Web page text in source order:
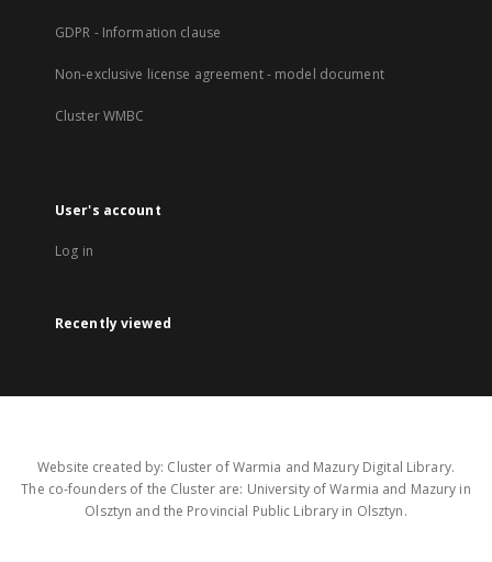
GDPR - Information clause
Non-exclusive license agreement - model document
Cluster WMBC
User's account
Log in
Recently viewed
Website created by: Cluster of Warmia and Mazury Digital Library.
The co-founders of the Cluster are: University of Warmia and Mazury in
Olsztyn and the Provincial Public Library in Olsztyn.